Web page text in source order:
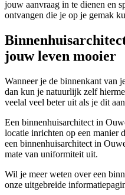
jouw aanvraag in te dienen en
ontvangen die je op je gemak
jouw leven mooier
Wanneer je de binnenkant van
dan kun je natuurlijk zelf
veelal veel beter uit als je dit
Een binnenhuisarchitect in
locatie inrichten op een manier
een binnenhuisarchitect in
mate van uniformiteit uit.
Wil je meer weten over een
onze uitgebreide